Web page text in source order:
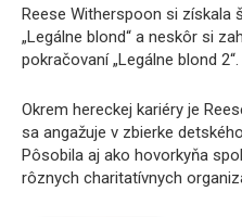
Reese Witherspoon si získala
„Legálne blond“ a neskôr si
pokračovaní „Legálne blond 2“.
Okrem hereckej kariéry je
sa angažuje v zbierke
Pôsobila aj ako hovorkyňa
rôznych charitatívnych